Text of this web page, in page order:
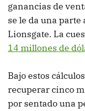
ganancias de
se le da una
Lionsgate. La
14 millones de
Bajo estos
recuperar cinco
por sentado una